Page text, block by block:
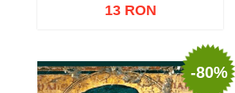
13 RON
-80%